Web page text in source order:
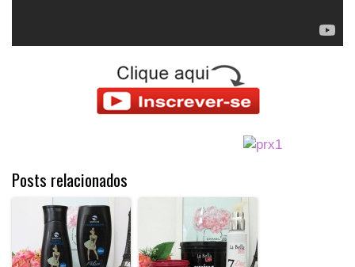
Posts relacionados